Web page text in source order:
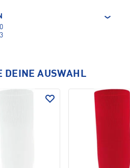
DEINE AUSWAHL